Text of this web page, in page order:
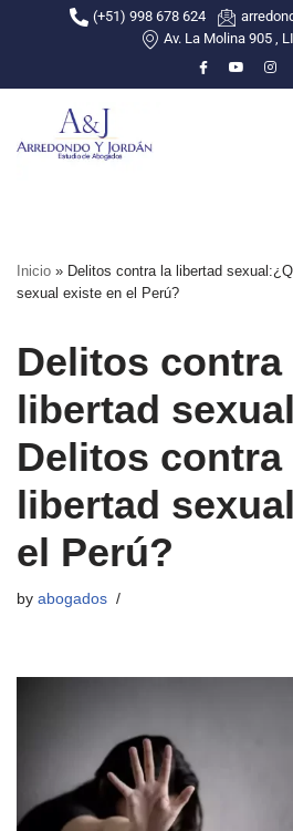
to
content
(+51) 998 678 624
Av. La Molina 905 ,
Inicio » Delitos contra la libertad
sexual existe en el Perú?
Delitos contra
libertad
Delitos contra
libertad
el Perú?
by abogados